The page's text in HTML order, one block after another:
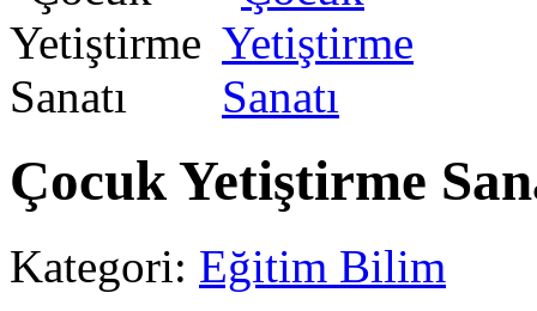
Çocuk Yetiştirme
Kategori: Eğitim Bilim